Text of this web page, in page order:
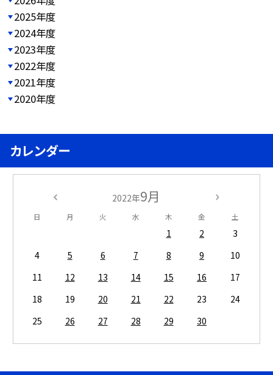
2025年度
2024年度
2023年度
2022年度
2021年度
2020年度
カレンダー
2022年9月
日 月 火 水 木 金 土
1 2
3
4
5 6 7 8 9
10
11
12 13 14 15 16
17
18
19 20 21 22 23
24
25
26 27 28 29 30